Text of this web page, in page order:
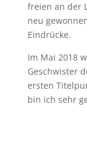
freien an der
neu
Eindrücke.
Im Mai 2018
Geschwister
ersten
bin ich sehr